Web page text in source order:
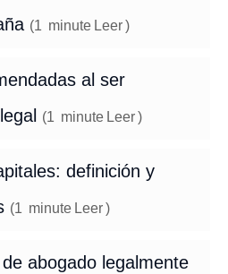
(1 minute Leer)
al ser
(1 minute Leer)
definición y
(1 minute Leer)
abogado legalmente